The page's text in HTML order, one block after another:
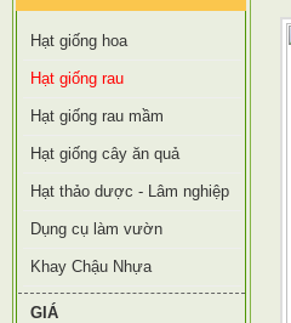
Hạt giống hoa
Hạt giống rau
Hạt giống rau mầm
Hạt giống cây ăn quả
Hạt thảo dược - Lâm nghiệp
Dụng cụ làm vườn
Khay Chậu Nhựa
GIÁ